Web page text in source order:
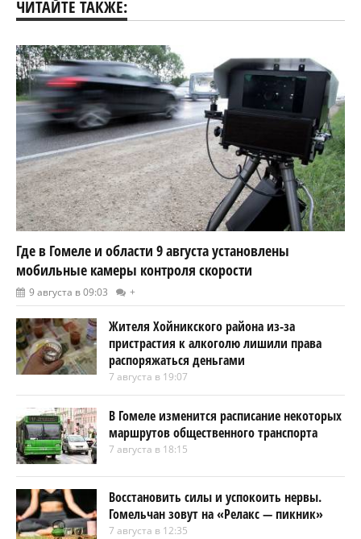
ЧИТАЙТЕ ТАКЖЕ:
Где в Гомеле и области 9 августа установлены
мобильные камеры контроля скорости
9 августа в 09:03 +
Жителя Хойникского района из-за
пристрастия к алкоголю лишили права
распоряжаться деньгами
7 августа в 19:07
В Гомеле изменится расписание некоторых
маршрутов общественного транспорта
7 августа в 18:15
Восстановить силы и успокоить нервы.
Гомельчан зовут на «Релакс — пикник»
7 августа в 12:35